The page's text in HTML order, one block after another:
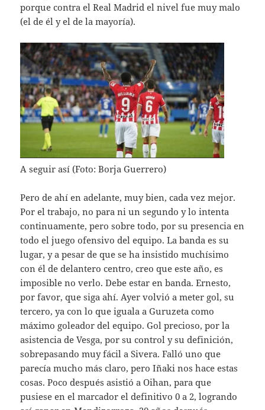
porque contra el Real Madrid el nivel fue muy malo
(el de él y el de la mayoría).
A seguir así (Foto: Borja Guerrero)
Pero de ahí en adelante, muy bien, cada vez mejor.
Por el trabajo, no para ni un segundo y lo intenta
continuamente, pero sobre todo, por su presencia en
todo el juego ofensivo del equipo. La banda es su
lugar, y a pesar de que se ha insistido muchísimo
con él de delantero centro, creo que este año, es
imposible no verlo. Debe estar en banda. Ernesto,
por favor, que siga ahí. Ayer volvió a meter gol, su
tercero, ya con lo que iguala a Guruzeta como
máximo goleador del equipo. Gol precioso, por la
asistencia de Vesga, por su control y su definición,
sobrepasando muy fácil a Sivera. Falló uno que
parecía mucho más claro, pero Iñaki nos hace estas
cosas. Poco después asistió a Oihan, para que
pusiese en el marcador el definitivo 0 a 2, logrando